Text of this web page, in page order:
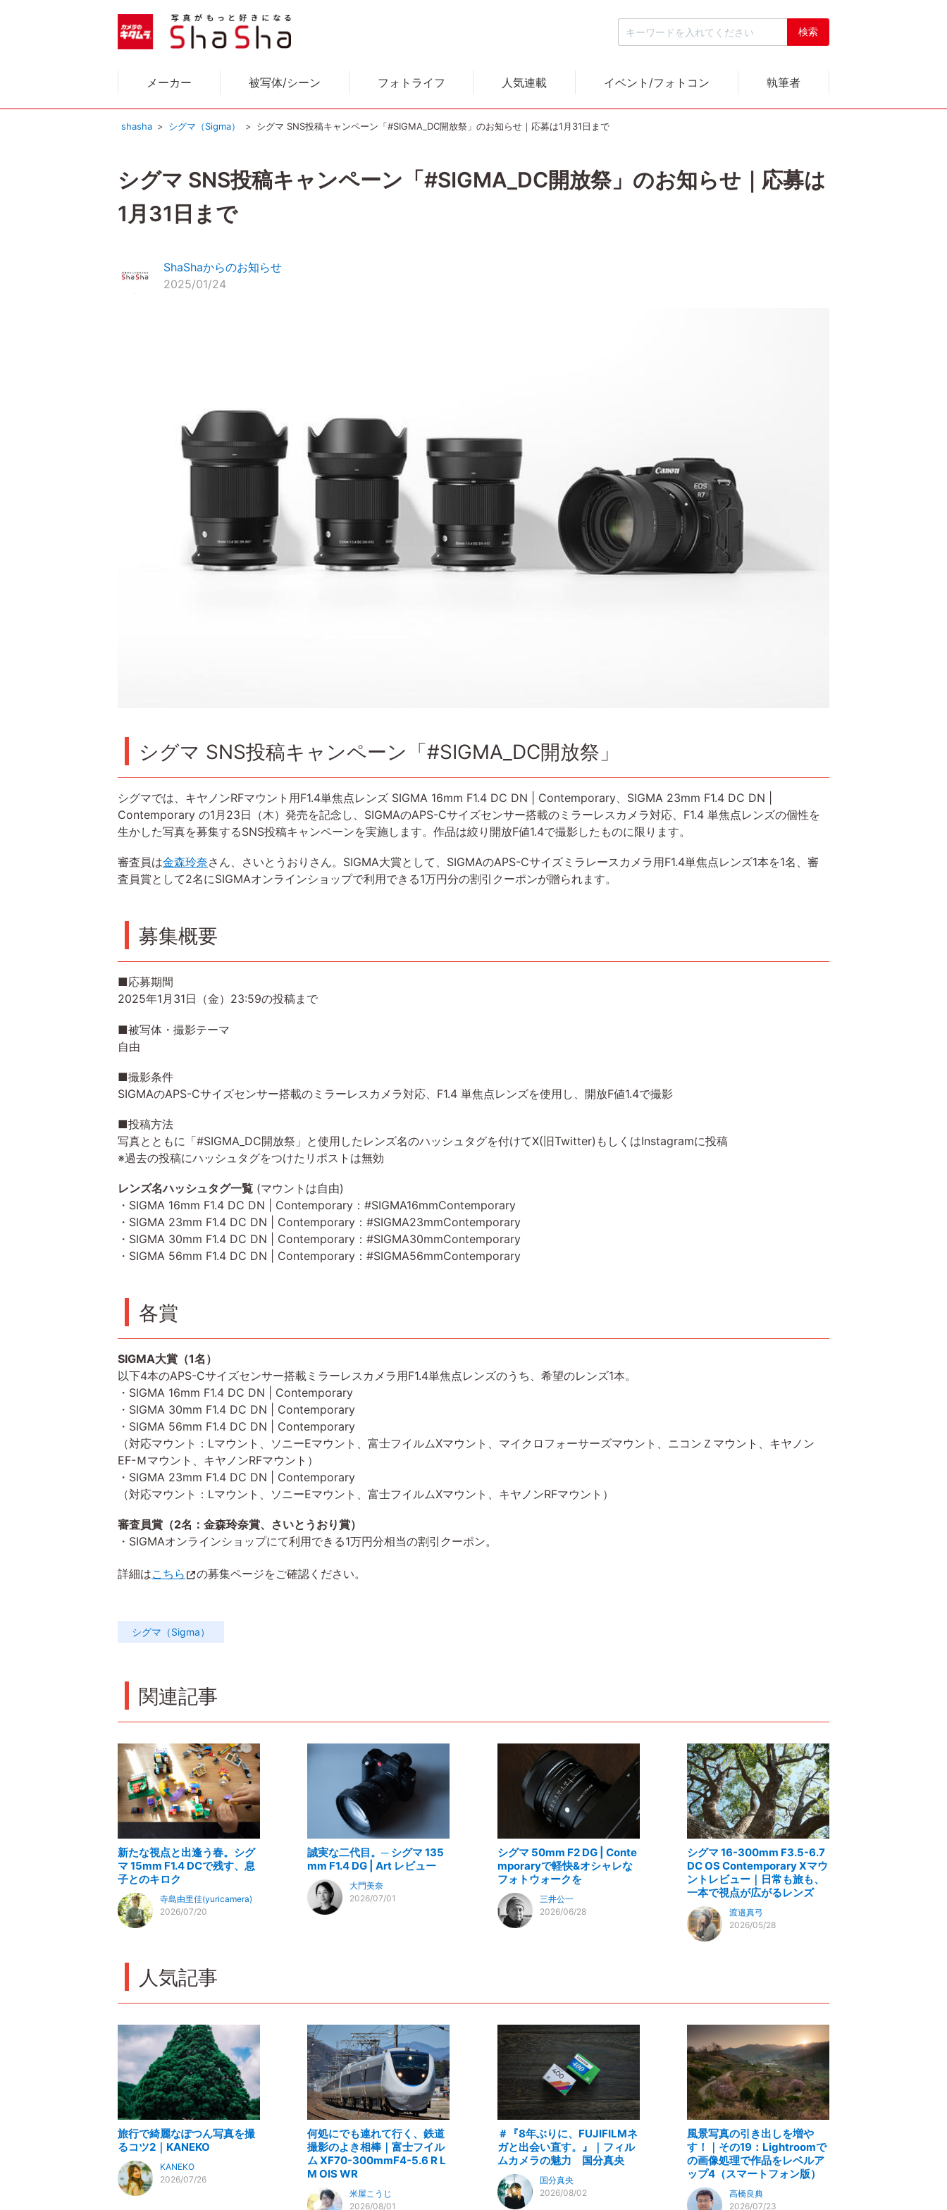
メーカー 被写体/シーン フォトライフ 人気連載 イベント/フォトコン 執筆者
shasha シグマ（Sigma） シグマ SNS投稿キャンペーン「#SIGMA_DC開放祭」のお知らせ｜応募は1月31日まで
シグマ SNS投稿キャンペーン「#SIGMA_DC開放祭」のお知らせ｜応募は
1月31日まで
ShaShaからのお知らせ
2025/01/24
シグマ SNS投稿キャンペーン「#SIGMA_DC開放祭」
シグマでは、キヤノンRFマウント用F1.4単焦点レンズ SIGMA 16mm F1.4 DC DN | Contemporary、SIGMA 23mm F1.4 DC DN |
Contemporary の1月23日（木）発売を記念し、SIGMAのAPS-Cサイズセンサー搭載のミラーレスカメラ対応、F1.4 単焦点レンズの個性を
生かした写真を募集するSNS投稿キャンペーンを実施します。作品は絞り開放F値1.4で撮影したものに限ります。
審査員は金森玲奈さん、さいとうおりさん。SIGMA大賞として、SIGMAのAPS-Cサイズミラレースカメラ用F1.4単焦点レンズ1本を1名、審
査員賞として2名にSIGMAオンラインショップで利用できる1万円分の割引クーポンが贈られます。
募集概要
■応募期間
2025年1月31日（金）23:59の投稿まで
■被写体・撮影テーマ
自由
■撮影条件
SIGMAのAPS-Cサイズセンサー搭載のミラーレスカメラ対応、F1.4 単焦点レンズを使用し、開放F値1.4で撮影
■投稿方法
写真とともに「#SIGMA_DC開放祭」と使用したレンズ名のハッシュタグを付けてX(旧Twitter)もしくはInstagramに投稿
※過去の投稿にハッシュタグをつけたリポストは無効
レンズ名ハッシュタグ一覧 (マウントは自由)
・SIGMA 16mm F1.4 DC DN | Contemporary：#SIGMA16mmContemporary
・SIGMA 23mm F1.4 DC DN | Contemporary：#SIGMA23mmContemporary
・SIGMA 30mm F1.4 DC DN | Contemporary：#SIGMA30mmContemporary
・SIGMA 56mm F1.4 DC DN | Contemporary：#SIGMA56mmContemporary
各賞
SIGMA大賞（1名）
以下4本のAPS-Cサイズセンサー搭載ミラーレスカメラ用F1.4単焦点レンズのうち、希望のレンズ1本。
・SIGMA 16mm F1.4 DC DN | Contemporary
・SIGMA 30mm F1.4 DC DN | Contemporary
・SIGMA 56mm F1.4 DC DN | Contemporary
（対応マウント：Lマウント、ソニーEマウント、富士フイルムXマウント、マイクロフォーサーズマウント、ニコンＺマウント、キヤノン
EF-Ｍマウント、キヤノンRFマウント）
・SIGMA 23mm F1.4 DC DN | Contemporary
（対応マウント：Lマウント、ソニーEマウント、富士フイルムXマウント、キヤノンRFマウント）
審査員賞（2名：金森玲奈賞、さいとうおり賞）
・SIGMAオンラインショップにて利用できる1万円分相当の割引クーポン。
詳細はこちら の募集ページをご確認ください。
シグマ（Sigma）
関連記事
新たな視点と出逢う春。シグ
マ 15mm F1.4 DCで残す、息
子とのキロク
寺島由里佳(yuricamera)
2026/07/20
誠実な二代目。─ シグマ 135
mm F1.4 DG | Art レビュー
大門美奈
2026/07/01
シグマ 50mm F2 DG | Conte
mporaryで軽快&オシャレな
フォトウォークを
三井公一
2026/06/28
シグマ 16-300mm F3.5-6.7
DC OS Contemporary Xマウ
ントレビュー｜日常も旅も、
一本で視点が広がるレンズ
渡邉真弓
2026/05/28
人気記事
旅行で綺麗なぽつん写真を撮
るコツ2｜KANEKO
KANEKO
2026/07/26
何処にでも連れて行く、鉄道
撮影のよき相棒｜富士フイル
ム XF70-300mmF4-5.6 R L
M OIS WR
米屋こうじ
2026/08/01
＃『8年ぶりに、FUJIFILMネ
ガと出会い直す。』｜フィル
ムカメラの魅力 国分真央
国分真央
2026/08/02
風景写真の引き出しを増や
す！｜その19：Lightroomで
の画像処理で作品をレベルア
ップ4（スマートフォン版）
高橋良典
2026/07/23